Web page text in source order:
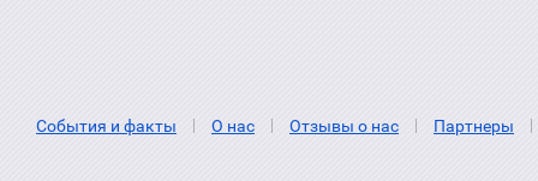
События и факты О нас Отзывы о нас Партнеры